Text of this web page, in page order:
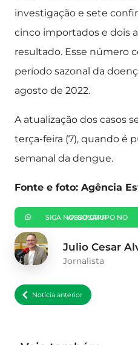
investigação e sete
cinco importados e dois
resultado. Esse número
período sazonal da
agosto de 2022.
A atualização dos casos
terça-feira (7), quando é
semanal da dengue.
Fonte e foto: Agência
SIGA NOSSO GRUPO NO WHATSAPP
Julio Cesar
Jornalista
Notícia anterior